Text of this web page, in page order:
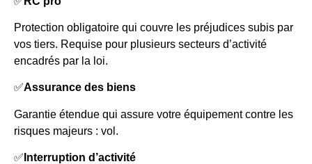
Protection obligatoire qui couvre les préjudices subis par
vos tiers. Requise pour plusieurs secteurs d’activité
encadrés par la loi.
✅Assurance des biens
Garantie étendue qui assure votre équipement contre les
risques majeurs : vol.
✅ Interruption d’activité